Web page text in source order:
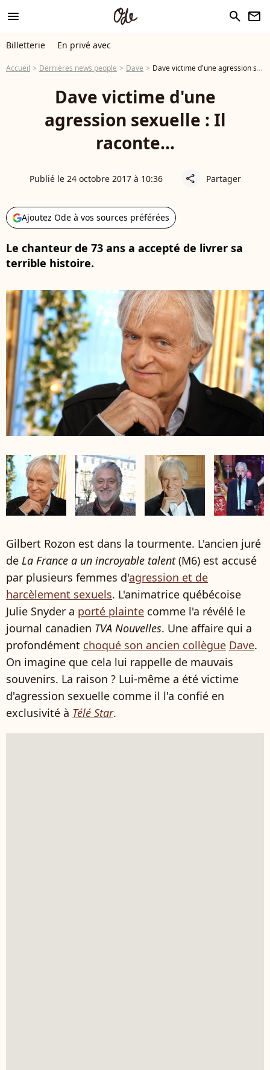
menu search newsletter
Billetterie En privé avec
Accueil Dernières news people Dave Dave victime d'une agression sexuelle : Il raconte...
Dave victime d'une
agression sexuelle : Il
raconte...
Publié le 24 octobre 2017 à 10:36 share Partager
Ajoutez Ode à vos sources préférées
Le chanteur de 73 ans a accepté de livrer sa
terrible histoire.
Gilbert Rozon est dans la tourmente. L'ancien juré
de La France a un incroyable talent(M6) est accusé
par plusieurs femmes d'agression et de
harcèlement sexuels. L'animatrice québécoise
Julie Snyder a porté plainte comme l'a révélé le
journal canadien TVA Nouvelles. Une affaire qui a
profondément choqué son ancien collègue Dave.
On imagine que cela lui rappelle de mauvais
souvenirs. La raison ? Lui-même a été victime
d'agression sexuelle comme il l'a confié en
exclusivité à Télé Star.